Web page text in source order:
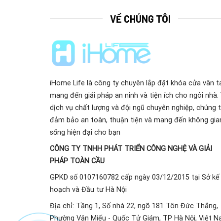
VỀ CHÚNG TÔI
iHome Life là công ty chuyên lắp đặt khóa cửa vân
mang đến giải pháp an ninh và tiện ích cho ngôi nhà.
dịch vụ chất lượng và đội ngũ chuyên nghiệp, chúng
đảm bảo an toàn, thuận tiện và mang đến không
sống hiện đại cho bạn
CÔNG TY TNHH PHÁT TRIỂN CÔNG NGHỆ VÀ GIẢI
PHÁP TOÀN CẦU
GPKD số 0107160782 cấp ngày 03/12/2015 tại Sở kế
hoạch và Đầu tư Hà Nội
Địa chỉ: Tầng 1, Số nhà 22, ngõ 181 Tôn Đức Thắng,
Phường Văn Miếu - Quốc Tử Giám, TP Hà Nội, Việt